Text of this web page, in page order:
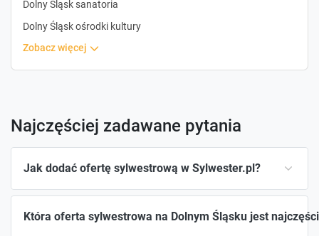
Dolny Śląsk sanatoria
Dolny Śląsk ośrodki kultury
zobacz więcej
Najczęściej zadawane pytania
Jak dodać ofertę sylwestrową w Sylwester.pl?
Która oferta sylwestrowa na Dolnym Śląsku jest